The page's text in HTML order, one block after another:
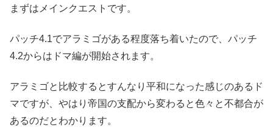
まずはメインクエストです。
パッチ4.1でアラミゴがある程度落ち着いたので、パッチ
4.2からはドマ編が開始されます。
アラミゴと比較するとすんなり平和になった感じのあるド
マですが、やはり帝国の支配から変わると色々と不都合が
あるのだとわかります。